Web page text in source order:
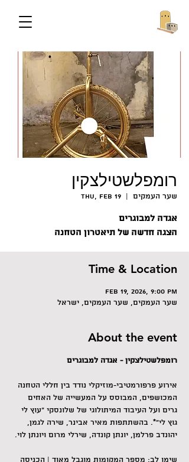
רומפלשטילצקין
Thu, Feb 19
  |
שער העמקים
אגדה למבוגרים
הצגה חדשה של תיאטרון הטחנה
Time & Location
Feb 19, 2026, 9:00 PM
שער העמקים, שער העמקים, ישראל
About the event
רומפלשטילצקין - אגדה למבוגרים
אירוע פרפורמטיבי-מוזיקלי נודד בין חללי הטחנה
המכושפים, המבוסס על המעשייה של האחים
גרים ועל העיבוד המיתולוגי של שלונסקי "עוץ לי
גוץ לי"*. בהשתתפות מאיר אבינר, שירה לגמן,
יהונדב פרלמן, יונתן קונדה, שירלי מרום ויונתן לוי.
שימו לב: מספר המקומות מוגבל מאוד | הכניסה